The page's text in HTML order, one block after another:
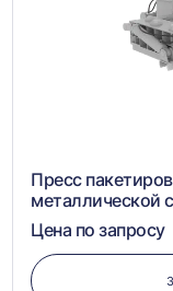
Пресс
металлической
Цена по запросу